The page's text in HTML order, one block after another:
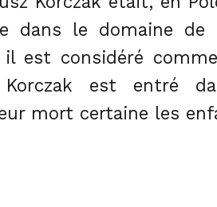
dans le domaine de
est considéré
est entré
mort certaine les